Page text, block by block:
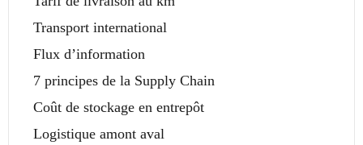
Transport international
Flux d’information
7 principes de la Supply Chain
Coût de stockage en entrepôt
Logistique amont aval